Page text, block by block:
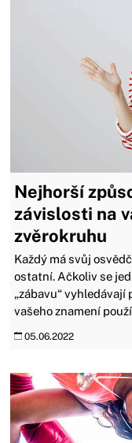
Nejhorší
závislosti na
zvěrokruhu
Každý má svůj
ostatní. Ačkoliv se
„zábavu“
vašeho znamení
05.06.2022